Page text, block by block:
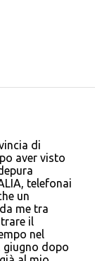
di
aver visto
telefonai
un
me tra
il
nel
giugno dopo